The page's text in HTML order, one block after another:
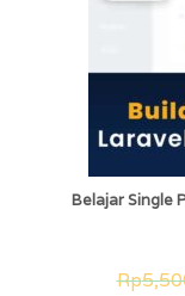
Belajar Single
Rp